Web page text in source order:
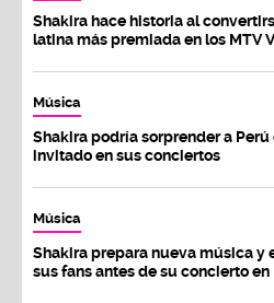
Shakira hace historia al
latina más premiada en los MTV
Música
Shakira podría sorprender a
invitado en sus conciertos
Música
Shakira prepara nueva música y
sus fans antes de su concierto en